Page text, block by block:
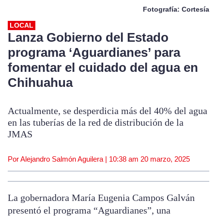
Fotografía: Cortesía
LOCAL
Lanza Gobierno del Estado
programa ‘Aguardianes’ para
fomentar el cuidado del agua en
Chihuahua
Actualmente, se desperdicia más del 40% del agua
en las tuberías de la red de distribución de la
JMAS
Por Alejandro Salmón Aguilera | 10:38 am 20 marzo, 2025
La gobernadora María Eugenia Campos Galván
presentó el programa “Aguardianes”, una